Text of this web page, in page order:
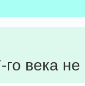
века не